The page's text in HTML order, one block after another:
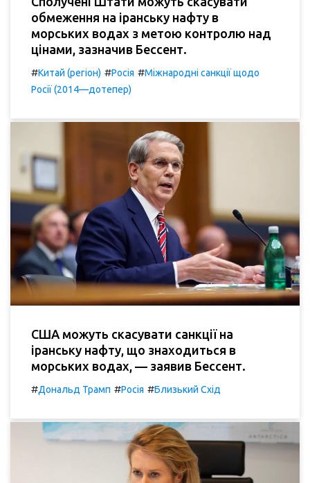
обмеження на іранську нафту в
морських водах з метою контролю над
цінами, зазначив Бессент.
#Китай (регіон) #Росія #Міжнародні санкції щодо
Росії (2014—дотепер)
США можуть скасувати санкції на
іранську нафту, що знаходиться в
морських водах, — заявив Бессент.
#Дональд Трамп #Росія #Близький Схід